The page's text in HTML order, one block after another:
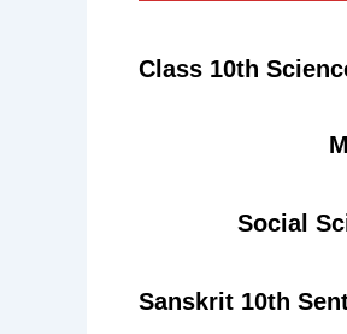
Class 10th
Social
Sanskrit 10th